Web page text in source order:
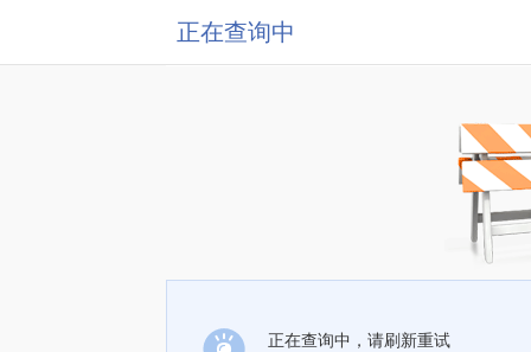
正在查询中
正在查询中，请刷新重试